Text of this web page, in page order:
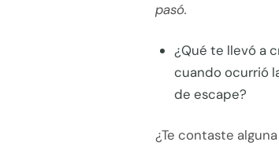
pasó.
¿Qué te llevó a
cuando ocurrió
de escape?
¿Te contaste